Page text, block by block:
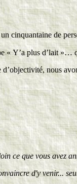
cinquantaine de
« Y’a plus d’lait »…
nous
ce que vous avez
d'y venir...